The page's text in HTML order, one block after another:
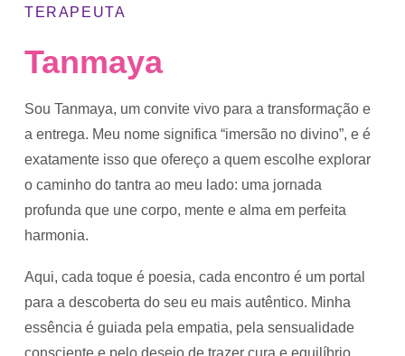
TERAPEUTA
Tanmaya
Sou Tanmaya, um convite vivo para a transformação e
a entrega. Meu nome significa “imersão no divino”, e é
exatamente isso que ofereço a quem escolhe explorar
o caminho do tantra ao meu lado: uma jornada
profunda que une corpo, mente e alma em perfeita
harmonia.
Aqui, cada toque é poesia, cada encontro é um portal
para a descoberta do seu eu mais autêntico. Minha
essência é guiada pela empatia, pela sensualidade